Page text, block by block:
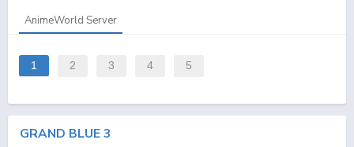
AnimeWorld Server
1 2 3 4 5
GRAND BLUE 3